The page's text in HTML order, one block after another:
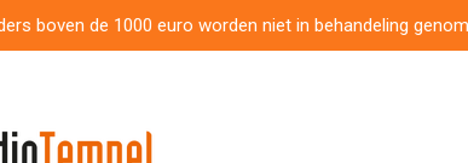
boven de 1000 euro worden niet in behandeling